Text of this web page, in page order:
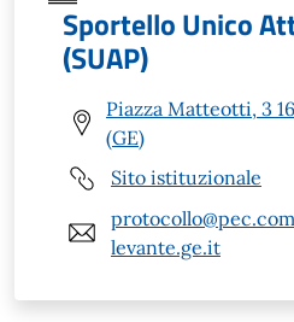
Sportello Unico
(SUAP)
Piazza Matteotti, 3
(GE)
Sito istituzionale
levante.ge.it